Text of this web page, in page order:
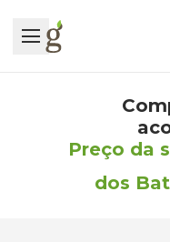
Preço da
dos